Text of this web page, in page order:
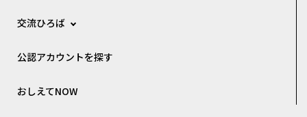
交流ひろば
公認アカウントを探す
おしえてNOW